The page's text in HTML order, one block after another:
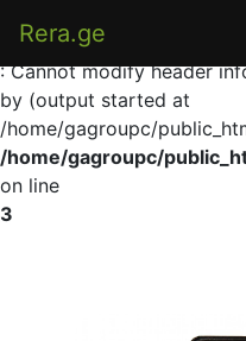
Warning
: Cannot modify header
by (output started at
/home/gagroupc/
/home/gagroupc/
on line
3
Rera.ge